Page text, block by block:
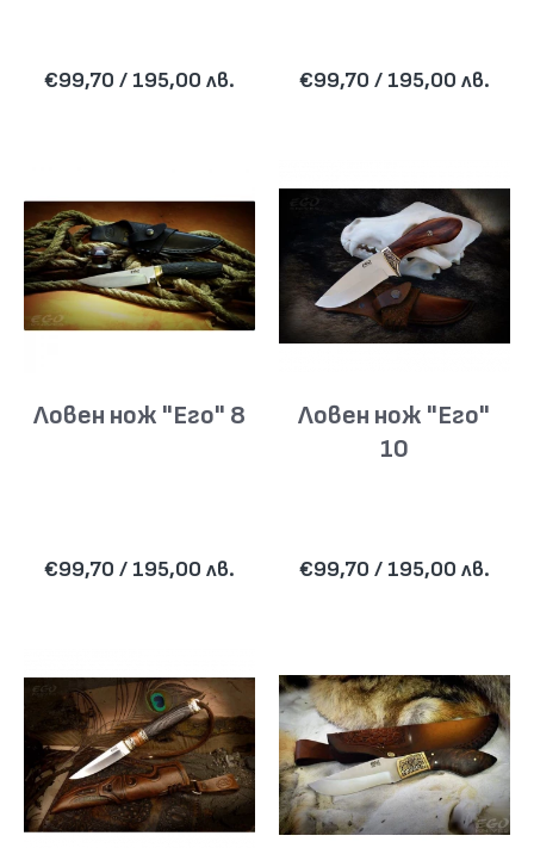
€99,70 / 195,00 лв. €99,70 / 195,00 лв.
Ловен нож "Его" 8
€99,70 / 195,00 лв.
Ловен нож "Его"
10
€99,70 / 195,00 лв.